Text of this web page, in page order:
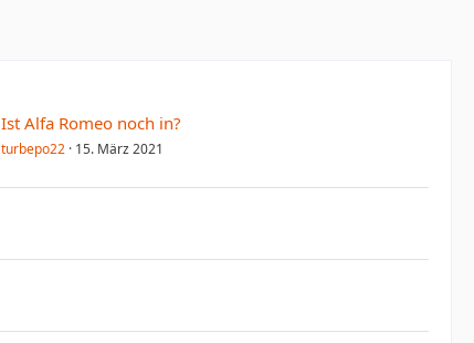
Ist Alfa Romeo noch in?
turbepo22 15. März 2021